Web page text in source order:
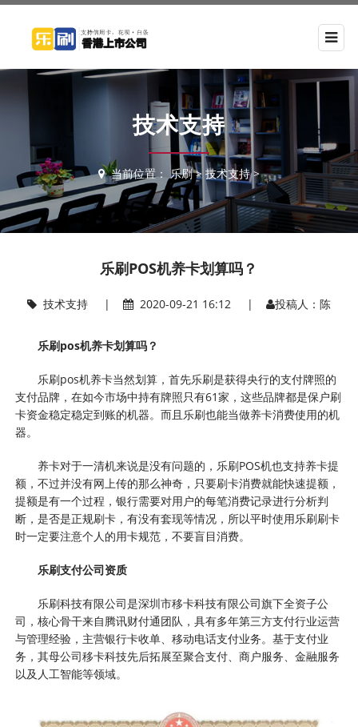
技术支持
当前位置： 乐刷> 技术支持>
乐刷POS机养卡划算吗？
技术支持| 2020-09-21 16:12 | 投稿人：陈
乐刷pos机养卡划算吗？
乐刷pos机养卡当然划算，首先乐刷是获得央行的支付牌照的
支付品牌，在如今市场中持有牌照只有61家，这些品牌都是保户刷
卡资金稳定稳定到账的机器。而且乐刷也能当做养卡消费使用的机
器。
养卡对于一清机来说是没有问题的，乐刷POS机也支持养卡提
额，不过并没有网上传的那么神奇，只要刷卡消费就能快速提额，
提额是有一个过程，银行需要对用户的每笔消费记录进行分析判
断，是否是正规刷卡，有没有套现等情况，所以平时使用乐刷刷卡
时一定要注意个人的用卡规范，不要盲目消费。
乐刷支付公司资质
乐刷科技有限公司是深圳市移卡科技有限公司旗下全资子公
司，核心骨干来自腾讯财付通团队，具有多年第三方支付行业运营
与管理经验，主营银行卡收单、移动电话支付业务。基于支付业
务，其母公司移卡科技先后拓展至聚合支付、商户服务、金融服务
以及人工智能等领域。